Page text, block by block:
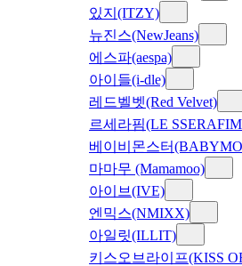
있지(ITZY)
뉴진스(NewJeans)
에스파(aespa)
아이들(i-dle)
레드벨벳(Red Velvet)
르세라핌(LE
베이비몬스터
마마무 (Mamamoo)
아이브(IVE)
엔믹스(NMIXX)
아일릿(ILLIT)
키스오브라이프(KISS